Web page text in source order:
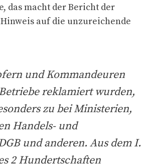
das macht der Bericht der
auf die unzureichende
und Kommandeuren
reklamiert wurden,
zu bei Ministerien,
Handels- und
und anderen. Aus dem I.
2 Hundertschaften